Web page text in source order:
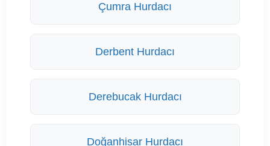
Çumra Hurdacı
Derbent Hurdacı
Derebucak Hurdacı
Doğanhisar Hurdacı